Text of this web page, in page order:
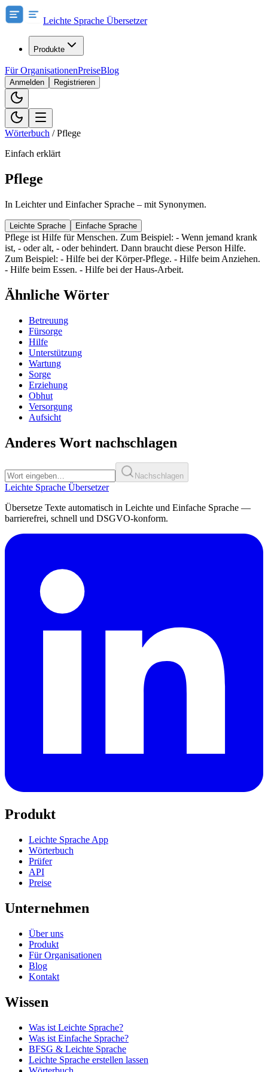
Leichte Sprache Übersetzer
Produkte
Für OrganisationenPreiseBlog
Anmelden Registrieren
Wörterbuch /Pflege
Einfach erklärt
Pflege
In Leichter und Einfacher Sprache – mit Synonymen.
Leichte Sprache Einfache Sprache
Pflege ist Hilfe für Menschen. Zum Beispiel: - Wenn jemand krank
ist, - oder alt, - oder behindert. Dann braucht diese Person Hilfe.
Zum Beispiel: - Hilfe bei der Körper-Pflege. - Hilfe beim Anziehen.
- Hilfe beim Essen. - Hilfe bei der Haus-Arbeit.
Ähnliche Wörter
Betreuung
Fürsorge
Hilfe
Unterstützung
Wartung
Sorge
Erziehung
Obhut
Versorgung
Aufsicht
Anderes Wort nachschlagen
Nachschlagen
Leichte Sprache Übersetzer
Übersetze Texte automatisch in Leichte und Einfache Sprache —
barrierefrei, schnell und DSGVO-konform.
Produkt
Leichte Sprache App
Wörterbuch
Prüfer
API
Preise
Unternehmen
Über uns
Produkt
Für Organisationen
Blog
Kontakt
Wissen
Was ist Leichte Sprache?
Was ist Einfache Sprache?
BFSG & Leichte Sprache
Leichte Sprache erstellen lassen